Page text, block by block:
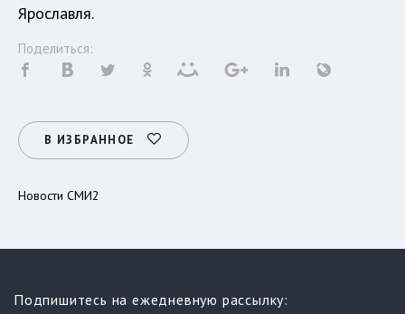
Ярославля.
Поделиться:
В ИЗБРАННОЕ
Новости СМИ2
Подпишитесь на ежедневную рассылку: